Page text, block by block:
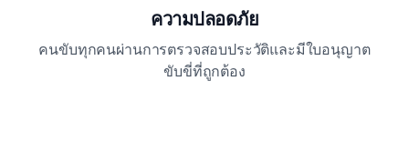
ความปลอดภัย
คนขับทุกคนผ่านการตรวจสอบประวัติและมีใบอนุญาต
ขับขี่ที่ถูกต้อง